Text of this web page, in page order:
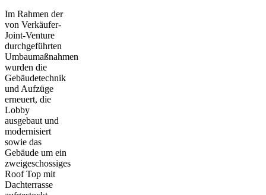
Im Rahmen der
von Verkäufer-
Joint-Venture
durchgeführten
Umbaumaßnahmen
wurden die
Gebäudetechnik
und Aufzüge
erneuert, die
Lobby
ausgebaut und
modernisiert
sowie das
Gebäude um ein
zweigeschossiges
Roof Top mit
Dachterrasse